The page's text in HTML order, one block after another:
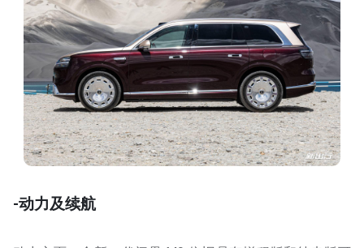
-动力及续航